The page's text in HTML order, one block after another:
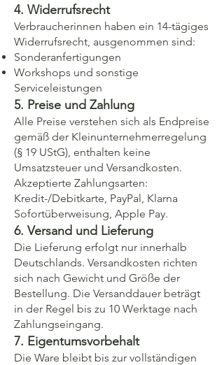
4. Widerrufsrecht
Verbraucherinnen haben ein 14-tägiges
Widerrufsrecht, ausgenommen sind:
Sonderanfertigungen
Workshops und sonstige
Serviceleistungen
5. Preise und Zahlung
Alle Preise verstehen sich als Endpreise
gemäß der Kleinunternehmerregelung
(§ 19 UStG), enthalten keine
Umsatzsteuer und Versandkosten.
Akzeptierte Zahlungsarten:
Kredit-/Debitkarte, PayPal, Klarna
Sofortüberweisung, Apple Pay.
6. Versand und Lieferung
Die Lieferung erfolgt nur innerhalb
Deutschlands. Versandkosten richten
sich nach Gewicht und Größe der
Bestellung. Die Versanddauer beträgt
in der Regel bis zu 10 Werktage nach
Zahlungseingang.
7. Eigentumsvorbehalt
Die Ware bleibt bis zur vollständigen